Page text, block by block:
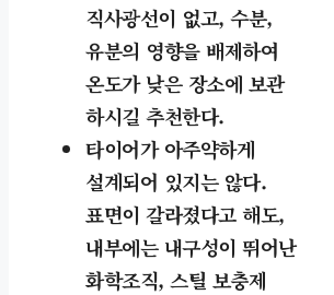
직사광선이 없고, 수분,
유분의 영향을 배제하여
온도가 낮은 장소에 보관
하시길 추천한다.
타이어가 아주약하게
설계되어 있지는 않다.
표면이 갈라졌다고 해도,
내부에는 내구성이 뛰어난
화학조직, 스틸 보충제